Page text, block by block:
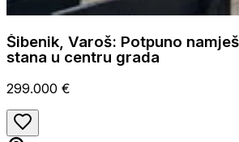
Šibenik, Varoš: Potpuno
stana u centru grada
299.000 €